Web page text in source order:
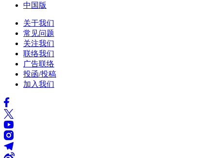
中国版
关于我们
常见问题
关注我们
联络我们
广告联络
投函/投稿
加入我们